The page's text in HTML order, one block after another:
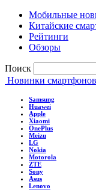
Мобильные
Китайские
Рейтинги
Обзоры
Поиск
Новинки
Samsung
Huawei
Apple
Xiaomi
OnePlus
Meizu
LG
Nokia
Motorola
ZTE
Sony
Asus
Lenovo